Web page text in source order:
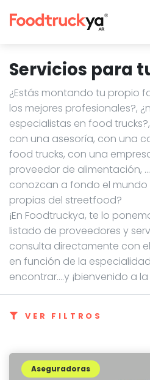
Servicios para
¿Estás montando tu propio
los mejores profesionales?,
especialistas en food
con una asesoría, con una
food trucks, con una
proveedor de alimentación,
conozcan a fondo el
propias del streetfood?
¡En Foodtruckya, te lo
listado de proveedores y
consulta directamente con
en función de la
encontrar....y ¡bienvenido a
VER FILTROS
Aseguradoras